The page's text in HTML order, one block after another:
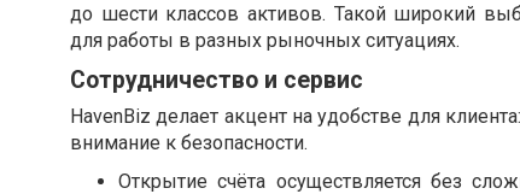
до шести классов активов. Такой широкий
для работы в разных рыночных ситуациях.
Сотрудничество и сервис
HavenBiz делает акцент на удобстве для
внимание к безопасности.
Открытие счёта осуществляется без